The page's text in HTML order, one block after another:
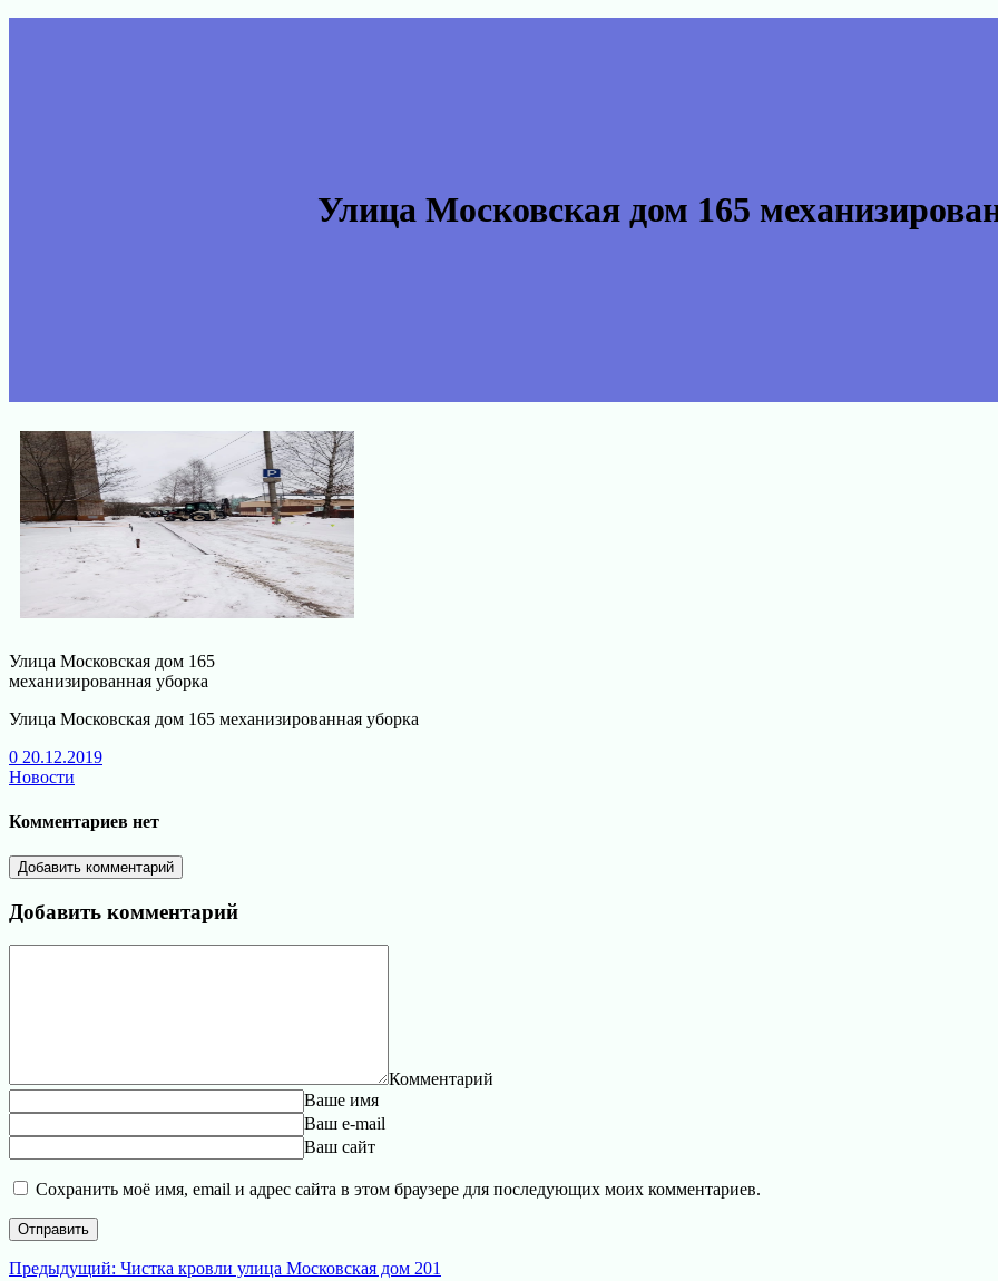
Улица Московская дом 165
Улица Московская дом 165
механизированная уборка
Улица Московская дом 165 механизированная уборка
0 20.12.2019
Новости
Комментариев нет
Добавить комментарий
Добавить комментарий
Комментарий
Ваше имя
Ваш e-mail
Ваш сайт
Сохранить моё имя, email и адрес сайта в этом браузере для последующих моих комментариев.
Навигация
Предыдущий: Предыдущая
Чистка кровли улица Московская дом 201